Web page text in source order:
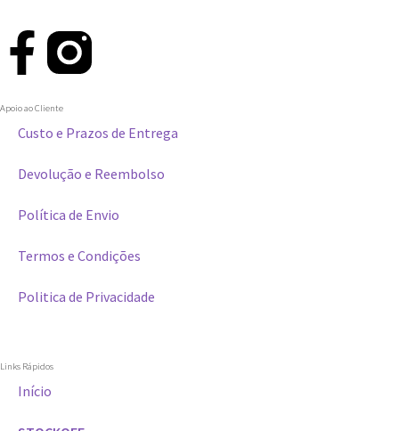
Apoio ao Cliente
Custo e Prazos de Entrega
Devolução e Reembolso
Política de Envio
Termos e Condições
Politica de Privacidade
Links Rápidos
Início